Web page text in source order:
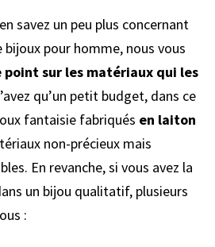
savez un peu plus concernant
pour homme, nous vous
point sur les matériaux qui les
qu’un petit budget, dans ce
fantaisie fabriqués en laiton
non-précieux mais
En revanche, si vous avez la
un bijou qualitatif, plusieurs
: